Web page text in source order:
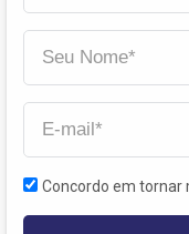
Concordo em tornar